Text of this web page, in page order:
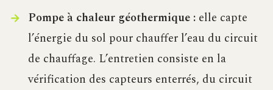
Pompe à chaleur géothermique :elle capte
l’énergie du sol pour chauffer l’eau du circuit
de chauffage. L’entretien consiste en la
vérification des capteurs enterrés, du circuit